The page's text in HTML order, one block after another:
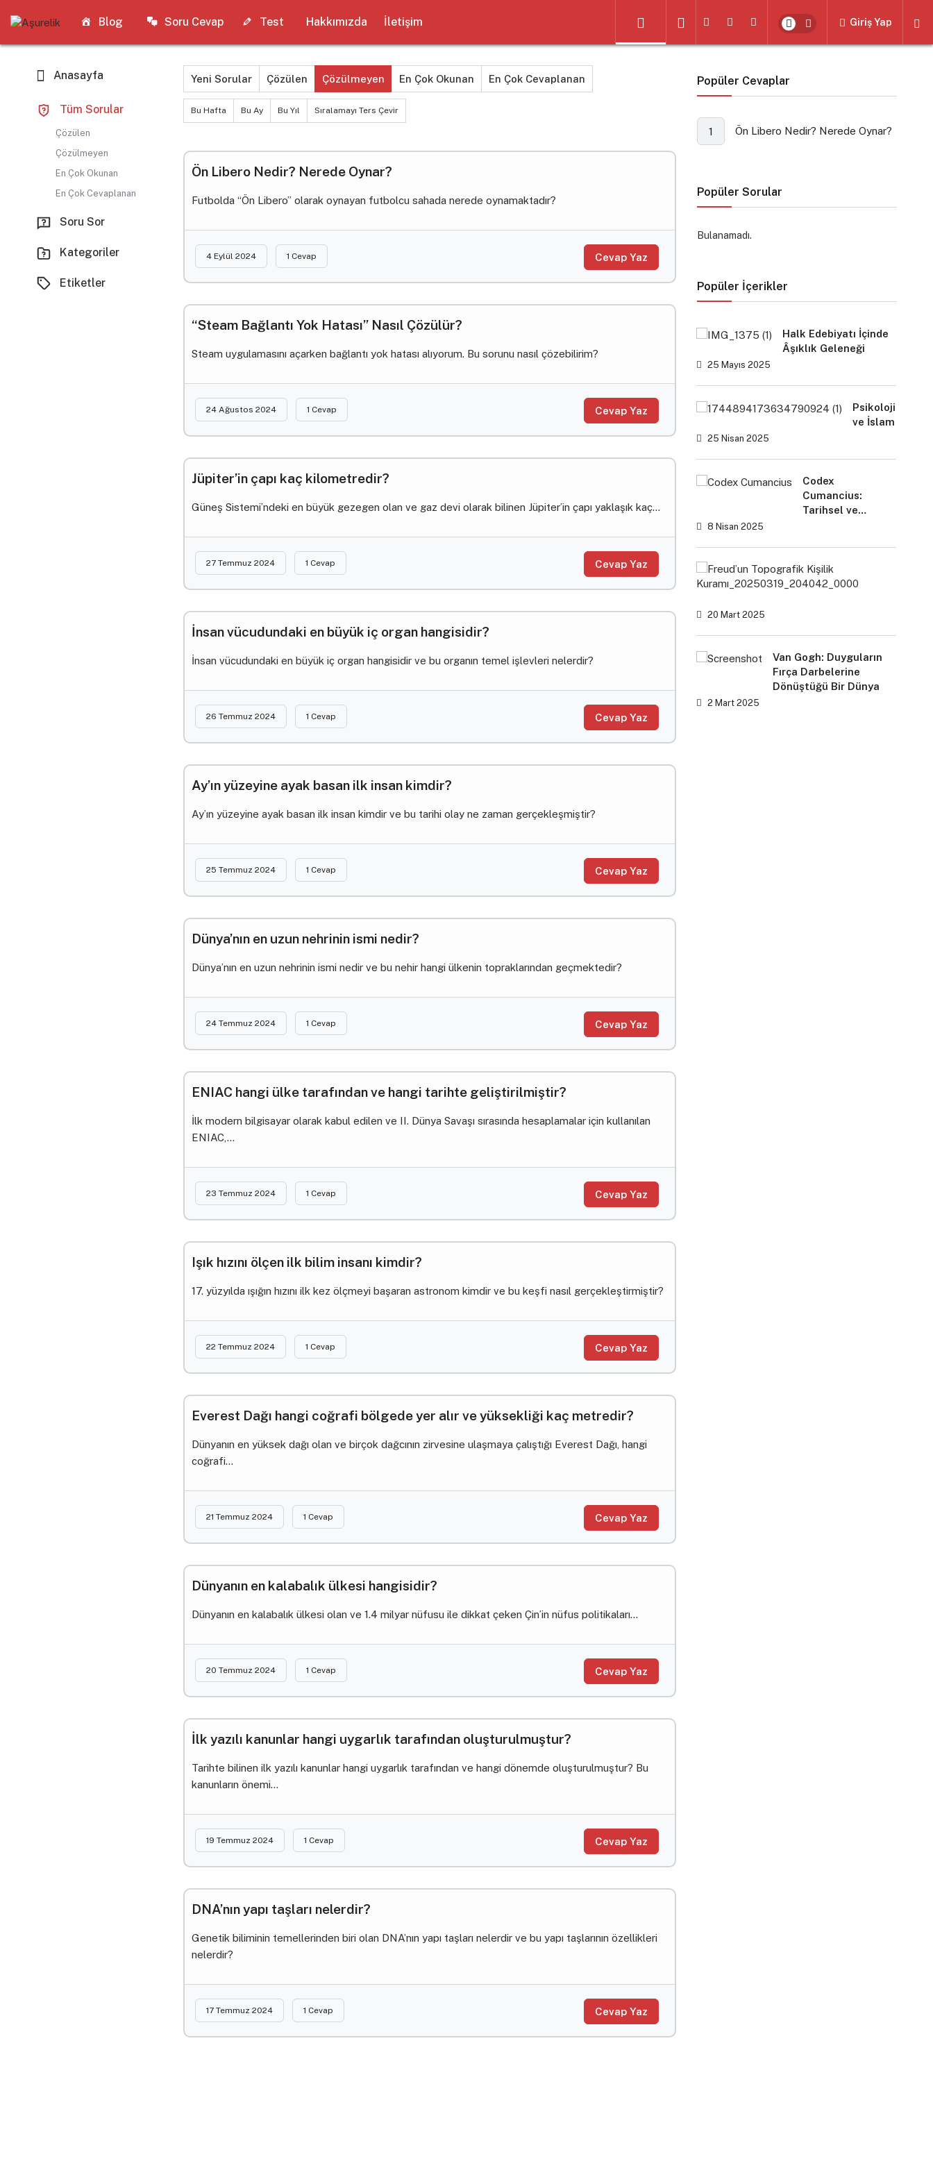
Blog Soru Cevap Test Hakkımızda İletişim Giriş Yap
Anasayfa
Tüm Sorular
Çözülen
Çözülmeyen
En Çok Okunan
En Çok Cevaplanan
Soru Sor
Kategoriler
Etiketler
Yeni Sorular Çözülen Çözülmeyen En Çok Okunan En Çok Cevaplanan
Bu Hafta Bu Ay Bu Yıl Sıralamayı Ters Çevir
Ön Libero Nedir? Nerede Oynar?
Futbolda “Ön Libero” olarak oynayan futbolcu sahada nerede oynamaktadır?
4 Eylül 2024 1 Cevap Cevap Yaz
“Steam Bağlantı Yok Hatası” Nasıl Çözülür?
Steam uygulamasını açarken bağlantı yok hatası alıyorum. Bu sorunu nasıl çözebilirim?
24 Ağustos 2024 1 Cevap Cevap Yaz
Jüpiter’in çapı kaç kilometredir?
Güneş Sistemi’ndeki en büyük gezegen olan ve gaz devi olarak bilinen Jüpiter’in çapı yaklaşık kaç...
27 Temmuz 2024 1 Cevap Cevap Yaz
İnsan vücudundaki en büyük iç organ hangisidir?
İnsan vücudundaki en büyük iç organ hangisidir ve bu organın temel işlevleri nelerdir?
26 Temmuz 2024 1 Cevap Cevap Yaz
Ay’ın yüzeyine ayak basan ilk insan kimdir?
Ay’ın yüzeyine ayak basan ilk insan kimdir ve bu tarihi olay ne zaman gerçekleşmiştir?
25 Temmuz 2024 1 Cevap Cevap Yaz
Dünya’nın en uzun nehrinin ismi nedir?
Dünya’nın en uzun nehrinin ismi nedir ve bu nehir hangi ülkenin topraklarından geçmektedir?
24 Temmuz 2024 1 Cevap Cevap Yaz
ENIAC hangi ülke tarafından ve hangi tarihte geliştirilmiştir?
İlk modern bilgisayar olarak kabul edilen ve II. Dünya Savaşı sırasında hesaplamalar için kullanılan
ENIAC,...
23 Temmuz 2024 1 Cevap Cevap Yaz
Işık hızını ölçen ilk bilim insanı kimdir?
17. yüzyılda ışığın hızını ilk kez ölçmeyi başaran astronom kimdir ve bu keşfi nasıl gerçekleştirmiştir?
22 Temmuz 2024 1 Cevap Cevap Yaz
Everest Dağı hangi coğrafi bölgede yer alır ve yüksekliği kaç metredir?
Dünyanın en yüksek dağı olan ve birçok dağcının zirvesine ulaşmaya çalıştığı Everest Dağı, hangi
coğrafi...
21 Temmuz 2024 1 Cevap Cevap Yaz
Dünyanın en kalabalık ülkesi hangisidir?
Dünyanın en kalabalık ülkesi olan ve 1.4 milyar nüfusu ile dikkat çeken Çin’in nüfus politikaları...
20 Temmuz 2024 1 Cevap Cevap Yaz
İlk yazılı kanunlar hangi uygarlık tarafından oluşturulmuştur?
Tarihte bilinen ilk yazılı kanunlar hangi uygarlık tarafından ve hangi dönemde oluşturulmuştur? Bu
kanunların önemi...
19 Temmuz 2024 1 Cevap Cevap Yaz
DNA’nın yapı taşları nelerdir?
Genetik biliminin temellerinden biri olan DNA’nın yapı taşları nelerdir ve bu yapı taşlarının özellikleri
nelerdir?
17 Temmuz 2024 1 Cevap Cevap Yaz
Popüler Cevaplar
1 Ön Libero Nedir? Nerede Oynar?
Popüler Sorular
Bulanamadı.
Popüler İçerikler
Halk Edebiyatı İçinde
Âşıklık Geleneği
25 Mayıs 2025
Psikoloji
ve İslam
25 Nisan 2025
Codex
Cumancius:
Tarihsel ve
8 Nisan 2025
20 Mart 2025
Van Gogh: Duyguların
Fırça Darbelerine
Dönüştüğü Bir Dünya
2 Mart 2025